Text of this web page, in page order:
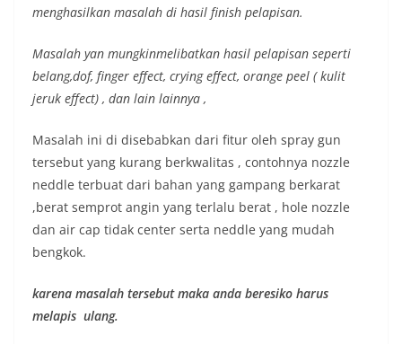
menghasilkan masalah di hasil finish pelapisan.
Masalah yan mungkinmelibatkan hasil pelapisan seperti
belang,dof, finger effect, crying effect, orange peel ( kulit
jeruk effect) , dan lain lainnya ,
Masalah ini di disebabkan dari fitur oleh spray gun
tersebut yang kurang berkwalitas , contohnya nozzle
neddle terbuat dari bahan yang gampang berkarat
,berat semprot angin yang terlalu berat , hole nozzle
dan air cap tidak center serta neddle yang mudah
bengkok.
karena masalah tersebut maka anda beresiko harus
melapis ulang.